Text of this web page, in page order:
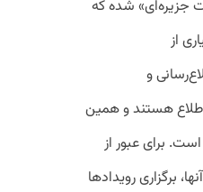
جزیره‌ای» شده که
از
و
هستند و همین
برای عبور از
برگزاری رویدادها